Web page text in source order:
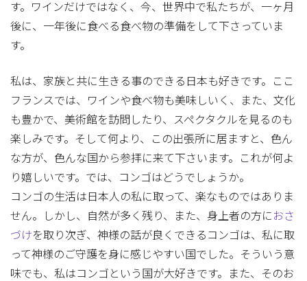
す。ワインだけではなく、今、世界中で私たちが、一ヶ月
後に、一年後に食べる食べ物の準備をして下さっていま
す。
私は、家族と共に生きる事のできる日本も好きです。ここ
フランスでは、ワインや食べ物も美味しいく、また、文化
も豊かで、美術館を訪問したり、スペクタクルを見るのも
楽しみです。そして何より、この出張所に居ますと、色ん
な方が、色んな国から参拝に来て下さいます。これが何よ
り嬉しいです。では、コンゴはどうでしょうか。
コンゴの生活は日本人の私に取って、楽なものではありま
せん。しかし、自然が多く残り、また、身上者の方に おさ
づけを取り次ぎ、神様の話が良くできるコンゴは、私に取
って神様のご守護を身に感じやすい国でした。そういう意
味でも、私はコンゴという国が大好きです。また、そのお